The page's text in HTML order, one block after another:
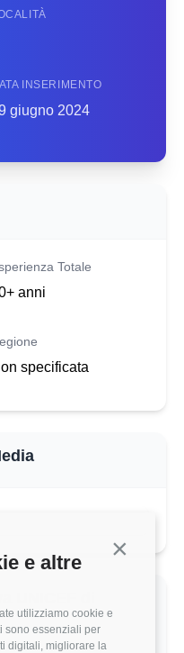
Continua
e altre
utilizziamo cookie e
sono essenziali per
digitali, migliorare la
INSERIMENTO
giugno 2024
Totale
anni
specificata
UNICEF di